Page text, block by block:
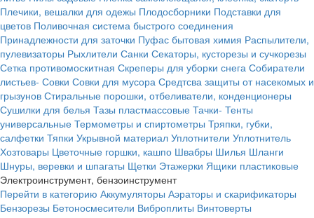
Плечики, вешалки для одежы Плодосборники Подставки для
цветов Поливочная система быстрого соединения
Принадлежности для заточки Пуфас бытовая химия Распылители,
пулевизаторы Рыхлители Санки Секаторы, кусторезы и сучкорезы
Сетка противомоскитная Скреперы для уборки снега Собиратели
листьев- Совки Совки для мусора Средтсва защиты от насекомых и
грызунов Стиральные порошки, отбеливатели, конденционеры
Сушилки для белья Тазы пластмассовые Тачки- Тенты
универсальные Термометры и спиртометры Тряпки, губки,
салфетки Тяпки Укрывной материал Уплотнители Уплотнитель
Хозтовары Цветочные горшки, кашпо Швабры Шилья Шланги
Шнуры, веревки и шпагаты Щетки Этажерки Ящики пластиковые
Электроинструмент, бензоинструмент
Перейти в категорию Аккумуляторы Аэраторы и скарификаторы
Бензорезы Бетоносмесители Виброплиты Винтоверты